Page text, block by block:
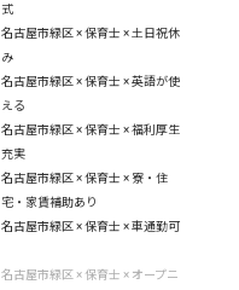
式
名古屋市緑区 × 保育士 × 土日祝休
み
名古屋市緑区 × 保育士 × 英語が使
える
名古屋市緑区 × 保育士 × 福利厚生
充実
名古屋市緑区 × 保育士 × 寮・住
宅・家賃補助あり
名古屋市緑区 × 保育士 × 車通勤可
名古屋市緑区 × 保育士 × オープニ